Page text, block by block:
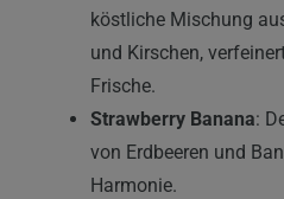
köstliche Mischung
und Kirschen,
Frische.
Strawberry Banana:
von Erdbeeren und
Harmonie.